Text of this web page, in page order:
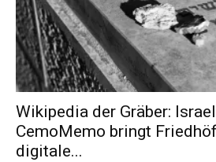
Wikipedia der Gräber:
CemoMemo bringt
digitale...